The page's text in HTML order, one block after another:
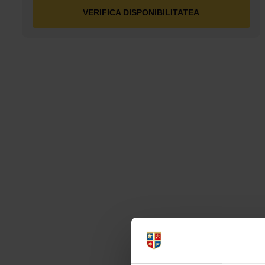
VERIFICA DISPONIBILITATEA